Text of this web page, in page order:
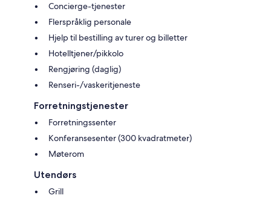
Concierge-tjenester
Flerspråklig personale
Hjelp til bestilling av turer og billetter
Hotelltjener/pikkolo
Rengjøring (daglig)
Renseri-/vaskeritjeneste
Forretningstjenester
Forretningssenter
Konferansesenter (300 kvadratmeter)
Møterom
Utendørs
Grill